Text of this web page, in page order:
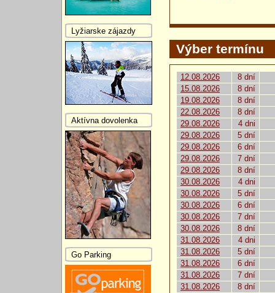
Výber termínu
12.08.2026
8 dní
15.08.2026
8 dní
19.08.2026
8 dní
22.08.2026
8 dní
29.08.2026
4 dni
29.08.2026
5 dní
29.08.2026
6 dní
29.08.2026
7 dní
29.08.2026
8 dní
30.08.2026
4 dni
30.08.2026
5 dní
30.08.2026
6 dní
30.08.2026
7 dní
30.08.2026
8 dní
31.08.2026
4 dni
31.08.2026
5 dní
31.08.2026
6 dní
31.08.2026
7 dní
31.08.2026
8 dní
Lyžiarske zájazdy
Aktívna dovolenka
Go Parking